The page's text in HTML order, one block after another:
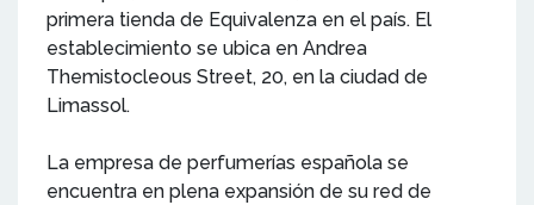
primera tienda de Equivalenza en el país. El
establecimiento se ubica en Andrea
Themistocleous Street, 20, en la ciudad de
Limassol.
La empresa de perfumerías española se
encuentra en plena expansión de su red de